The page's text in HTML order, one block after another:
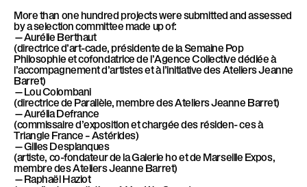
More than one hundred projects were submitted and assessed
by a selection committee made up of:
—Aurélie Berthaut
(directrice d’art-cade, présidente de la Semaine Pop
Philosophie et cofondatrice de l’Agence Collective dédiée à
l’accompagnement d’artistes et à l’initiative des Ateliers Jeanne
Barret)
—Lou Colombani
(directrice de Parallèle, membre des Ateliers Jeanne Barret)
—Aurélia Defrance
(commissaire d’exposition et chargée des résiden- ces à
Triangle France – Astérides)
—Gilles Desplanques
(artiste, co-fondateur de la Galerie ho et de Marseille Expos,
membre des Ateliers Jeanne Barret)
—Raphaël Haziot